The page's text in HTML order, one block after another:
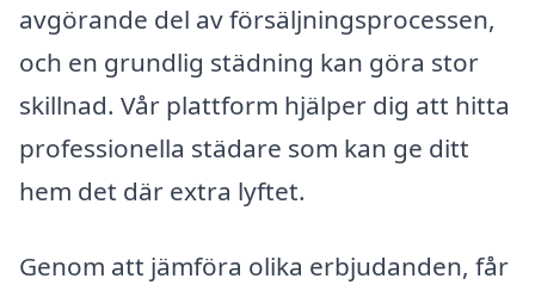
avgörande del av försäljningsprocessen,
och en grundlig städning kan göra stor
skillnad. Vår plattform hjälper dig att hitta
professionella städare som kan ge ditt
hem det där extra lyftet.
Genom att jämföra olika erbjudanden, får